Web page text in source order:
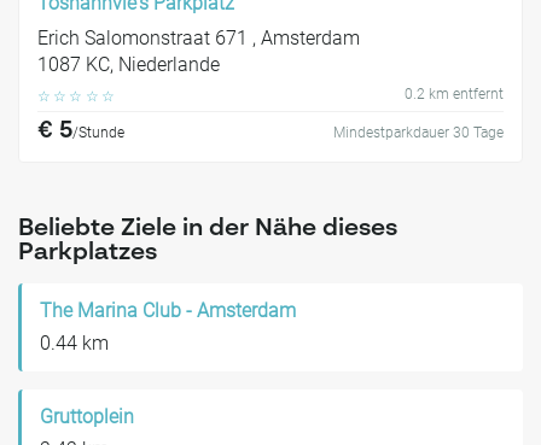
Erich Salomonstraat 671 , Amsterdam
1087 KC, Niederlande
☆ ☆ ☆ ☆ ☆ 0.2 km entfernt
€ 5/Stunde Mindestparkdauer 30 Tage
Beliebte Ziele in der Nähe dieses
Parkplatzes
The Marina Club - Amsterdam
0.44 km
Gruttoplein